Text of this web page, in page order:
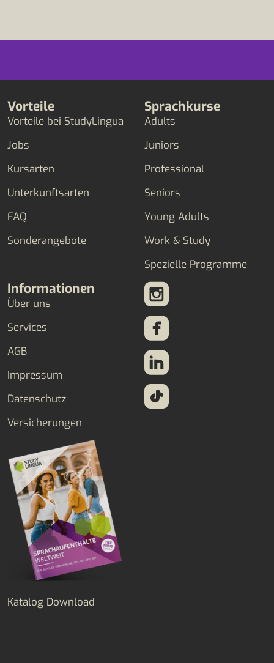
Vorteile
Vorteile bei StudyLingua
Jobs
Kursarten
Unterkunftsarten
FAQ
Sonderangebote
Sprachkurse
Adults
Juniors
Professional
Seniors
Young Adults
Work & Study
Spezielle Programme
Informationen
Über uns
Services
AGB
Impressum
Datenschutz
Versicherungen
Katalog Download